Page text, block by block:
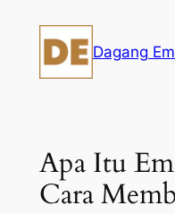
content
Dagang
Apa Itu
Cara